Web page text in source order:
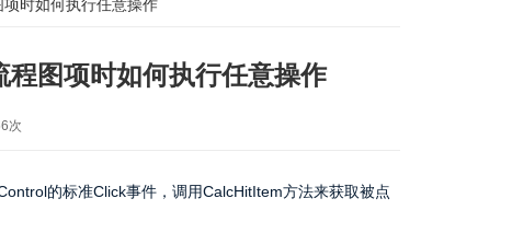
时如何执行任意操作
图项时如何执行任意操作
次
的标准Click事件，调用CalcHitItem方法来获取被点